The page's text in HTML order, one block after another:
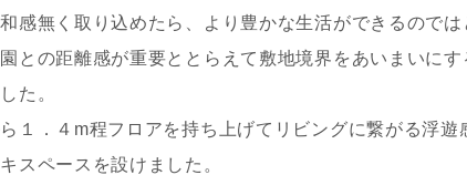
感無く取り込めたら、より豊かな生活ができるのでは
との距離感が重要ととらえて敷地境界をあいまいにす
た。
１．４m程フロアを持ち上げてリビングに繋がる浮遊
スペースを設けました。
お名前